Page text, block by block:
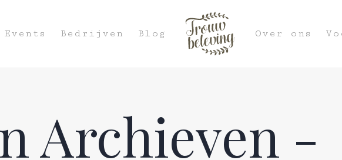
Events Bedrijven Blog Over ons
Archieven -